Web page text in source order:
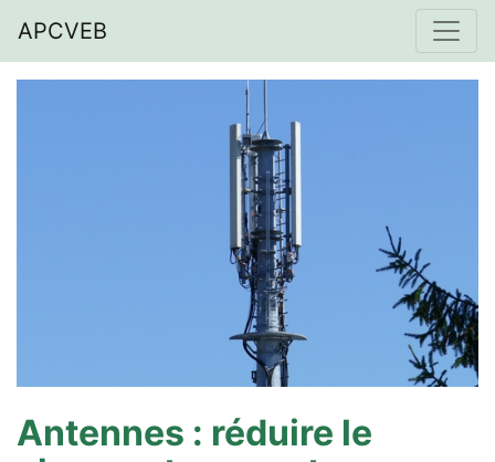
APCVEB
Antennes : réduire le